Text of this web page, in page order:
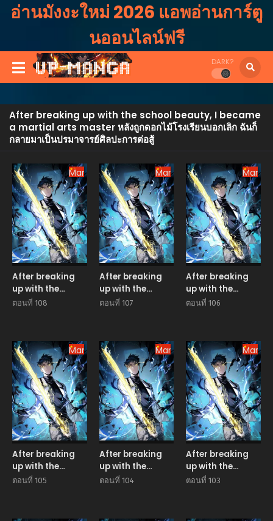
อ่านมังงะใหม่ 2026 แอพอ่านการ์ตู
นออนไลน์ฟรี
DARK?
After breaking up with the school beauty, I became
a martial arts master หลังถูกดอกไม้โรงเรียนบอกเลิก ฉันก็
กลายมาเป็นปรมาจารย์ศิลปะการต่อสู้
Manhua
After breaking
up with the
school beauty, I
ดอกไม้โรงเรียนบอก
เลิก ฉันก็กลายมาเป็น
ปรมาจารย์ศิลปะการ
ต่อสู้
ตอนที่ 108
Manhua
After breaking
up with the
school beauty, I
ดอกไม้โรงเรียนบอก
เลิก ฉันก็กลายมาเป็น
ปรมาจารย์ศิลปะการ
ต่อสู้
ตอนที่ 107
After breaking
up with the
school beauty, I
ดอกไม้โรงเรียนบอก
เลิก ฉันก็กลายมาเป็น
ปรมาจารย์ศิลปะการ
ต่อสู้
ตอนที่ 106
Manhua
After breaking
up with the
school beauty, I
ตอนที่ 105
Manhua
After breaking
up with the
school beauty, I
ตอนที่ 104
After breaking
up with the
school beauty, I
ตอนที่ 103